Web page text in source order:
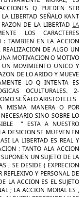
Q PUEDEN SER
LIBERTAD SEÑALO KANT
DE LA LIBERTAD LA
LOS CARACTERES
TAMBIEN EN LA ACCION
REALIZACION DE ALGO UN
MOTIVACION O MOTIVO
MOVIMIENTO UNICO Y
DE LO ARIDO Y MUEVE
LO Q INTENTA ES
OCULTURALES. 2-
SEÑALO ARISTOTELES
MISMA MANERA O POR
SINO SOBRE LO
" ESTA A NUESTRO
DESICION SE MUEVEN EN
LA LIBERTAD ES REAL Y
: TANTO ALA ACCION
UN SUJETO DE LA
, SE DESIDE ( EXPRECION
Y PERSONAL DE
LA ACCION ES EL SUJETO
; LA ACCION MORAL ES ,